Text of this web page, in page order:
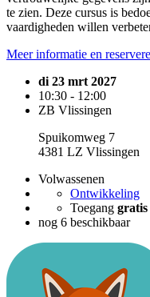
te zien. Deze cursus is
vaardigheden willen
Meer informatie en
di 23 mrt 2027
10:30 - 12:00
ZB Vlissingen
Spuikomweg 7
4381 LZ Vlissingen
Volwassenen
Ontwikkeling
Toegang gratis
nog 6 beschikbaar